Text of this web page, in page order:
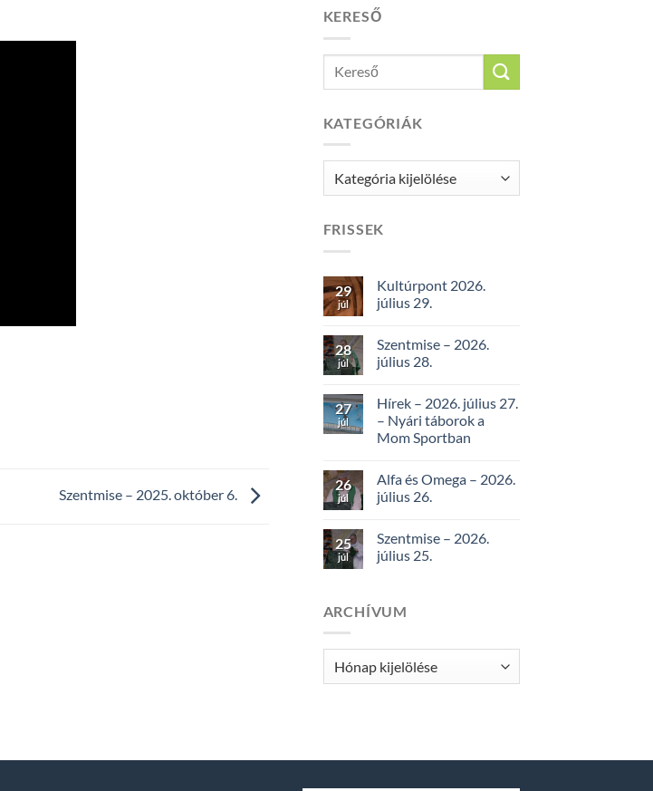
Szentmise – 2025. október 6.
KERESŐ
KATEGÓRIÁK
Kategóriák
FRISSEK
29
júl
Kultúrpont 2026.
július 29.
28
júl
Szentmise – 2026.
július 28.
27
júl
Hírek – 2026. július 27.
– Nyári táborok a
Mom Sportban
26
júl
Alfa és Omega – 2026.
július 26.
25
júl
Szentmise – 2026.
július 25.
ARCHÍVUM
Archívum